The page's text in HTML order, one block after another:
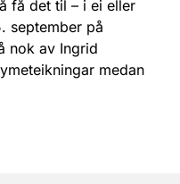
få det til – i ei eller
september på
nok av Ingrid
medan